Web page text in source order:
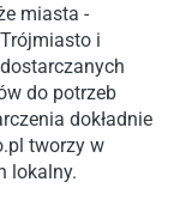
miasta -
i
do potrzeb
dokładnie
tworzy w
lokalny.